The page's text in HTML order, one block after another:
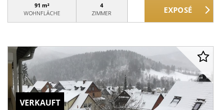
91 m²
WOHNFLÄCHE
4
ZIMMER
VERKAUFT